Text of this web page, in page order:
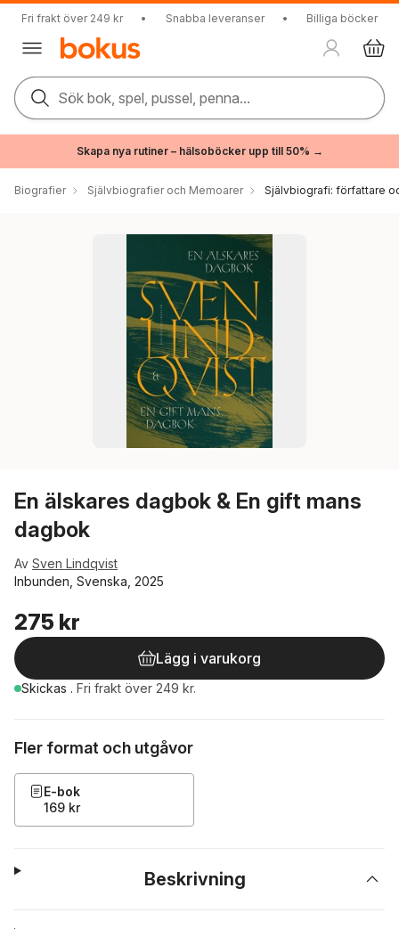
Fri frakt över 249 kr • Snabba leveranser • Billiga böcker
Sök bok, spel, pussel, penna...
Skapa nya rutiner – hälsoböcker upp till 50% →
Biografier Självbiografier och Memoarer Självbiografi: författare
En älskares dagbok & En gift mans
dagbok
Av Sven Lindqvist
Inbunden, Svenska, 2025
275 kr
Lägg i varukorg
Skickas . Fri frakt över 249 kr.
Fler format och utgåvor
E-bok
169 kr
Beskrivning